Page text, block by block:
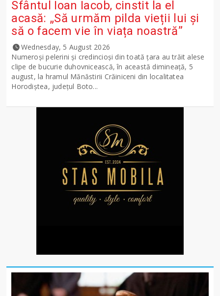
Sfântul Ioan Iacob, cinstit la el
acasă: „Să urmăm pilda vieții lui și
să o facem vie în viața noastră”
Wednesday, 5 August 2026
Numeroși pelerini și credincioși din toată țara au trăit alese
clipe de bucurie duhovnicească, în această dimineață, 5
august, la hramul Mănăstirii Crăiniceni din localitatea
Horodiștea, județul Boto...